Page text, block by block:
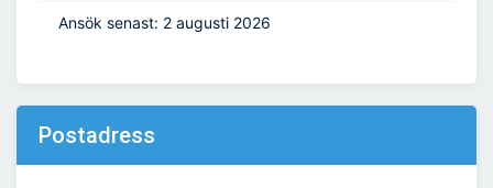
Ansök senast: 2 augusti 2026
Postadress